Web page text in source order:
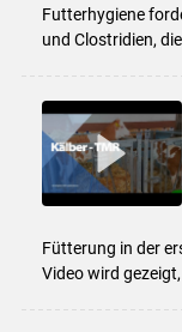
Futterhygiene
und Clostridien,
Fütterung in der
Video wird